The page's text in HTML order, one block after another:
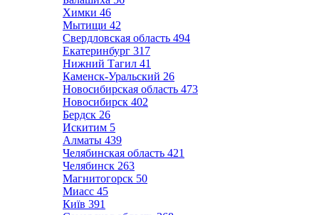
Химки 46
Мытищи 42
Свердловская область 494
Екатеринбург 317
Нижний Тагил 41
Каменск-Уральский 26
Новосибирская область 473
Новосибирск 402
Бердск 26
Искитим 5
Алматы 439
Челябинская область 421
Челябинск 263
Магнитогорск 50
Миасс 45
Київ 391